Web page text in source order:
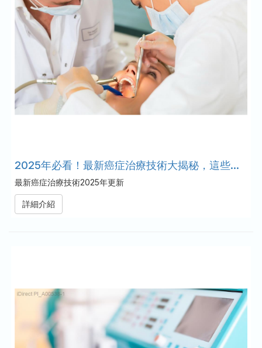
2025年必看！最新癌症治療技術大揭秘，這些進展你不可不知
最新癌症治療技術2025年更新
詳細介紹